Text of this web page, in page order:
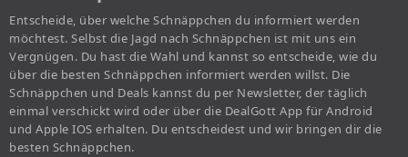
Entscheide, über welche Schnäppchen du informiert werden
möchtest. Selbst die Jagd nach Schnäppchen ist mit uns ein
Vergnügen. Du hast die Wahl und kannst so entscheide, wie du
über die besten Schnäppchen informiert werden willst. Die
Schnäppchen und Deals kannst du per Newsletter, der täglich
einmal verschickt wird oder über die DealGott App für Android
und Apple IOS erhalten. Du entscheidest und wir bringen dir die
besten Schnäppchen.